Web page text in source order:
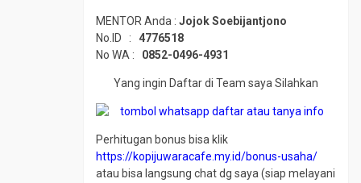
MENTOR Anda : Jojok Soebijantjono
No.ID : 4776518
No WA : 0852-0496-4931
Yang ingin Daftar di Team saya Silahkan
Perhitugan bonus bisa klik
https://kopijuwaracafe.my.id/bonus-usaha/
atau bisa langsung chat dg saya (siap melayani